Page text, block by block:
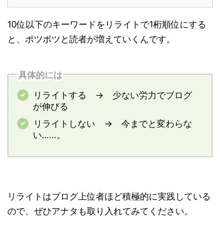
10位以下のキーワードをリライトで1桁順位にする
と、ポツポツと読者が増えていくんです。
具体的には
リライトする → 少ない労力でブログ
が伸びる
リライトしない → 今までと変わらな
い……。
リライトはブログ上位者ほど積極的に実践している
ので、ぜひアナタも取り入れてみてください。